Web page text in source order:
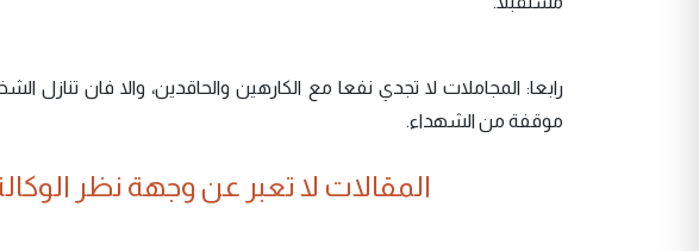
رابعا: المجاملات لا تجدي نفعا مع الكارهين والحاقدين، والا فان تنازل
موقفة من الشهداء.
المقالات لا تعبر عن وجهة نظر